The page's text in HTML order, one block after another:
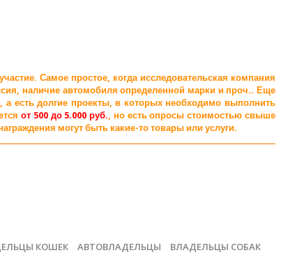
Самое простое, когда исследовательская компания
наличие автомобиля определенной марки и проч.. Еще
есть долгие проекты, в которых необходимо выполнить
от 500 до 5.000 руб., но есть опросы стоимостью свыше
могут быть какие-то товары или услуги.
КОШЕК АВТОВЛАДЕЛЬЦЫ
ВЛАДЕЛЬЦЫ СОБАК